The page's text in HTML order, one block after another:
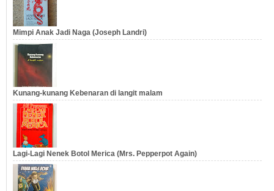
Mimpi Anak Jadi Naga (Joseph Landri)
Kunang-kunang Kebenaran di langit malam
Lagi-Lagi Nenek Botol Merica (Mrs. Pepperpot Again)